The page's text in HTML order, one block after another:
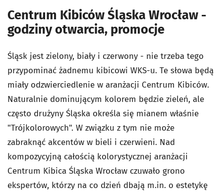
Centrum Kibiców Śląska Wrocław -
godziny otwarcia, promocje
Śląsk jest zielony, biały i czerwony - nie trzeba tego
przypominać żadnemu kibicowi WKS-u. Te słowa będą
miały odzwierciedlenie w aranżacji Centrum Kibiców.
Naturalnie dominującym kolorem będzie zieleń, ale
często drużyny Śląska określa się mianem właśnie
"Trójkolorowych". W związku z tym nie może
zabraknąć akcentów w bieli i czerwieni. Nad
kompozycyjną całością kolorystycznej aranżacji
Centrum Kibica Śląska Wrocław czuwało grono
ekspertów, którzy na co dzień dbają m.in. o estetykę